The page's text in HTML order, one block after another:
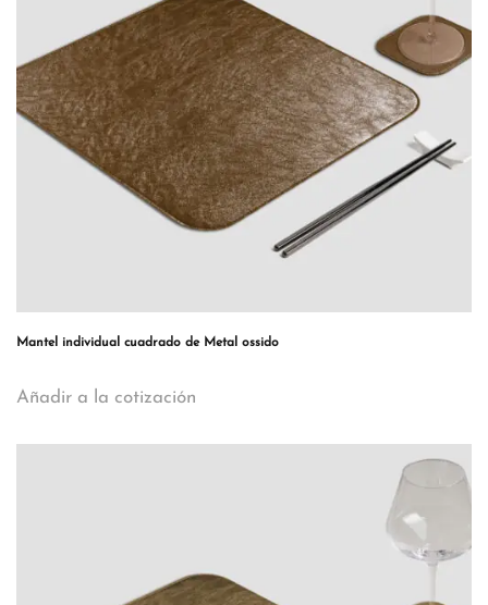
Mantel individual cuadrado de Metal ossido
Añadir a la cotización